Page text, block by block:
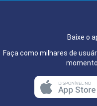
Baixe o
Faça como milhares de